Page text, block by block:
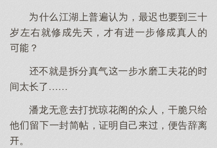
什江湖普遍认，最迟三十
岁左右就修先，才有进一步修真人的
？
不就是拆分真气一步水磨工夫花的
间太长了……
潘龙无意打扰琼花阁的众人，干脆给
他留一封简帖，证明己，便告辞离
。